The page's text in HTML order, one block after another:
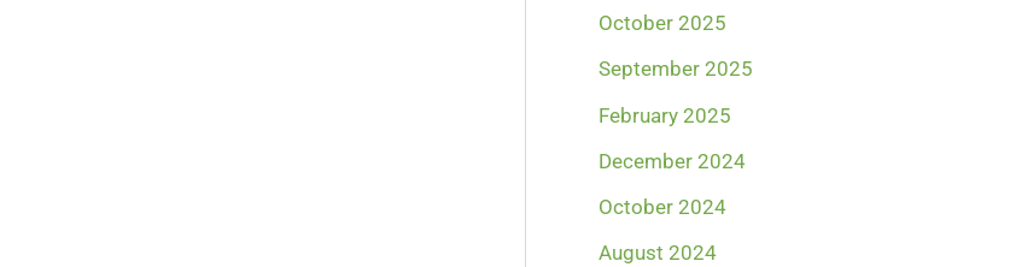
October 2025
September 2025
February 2025
December 2024
October 2024
August 2024